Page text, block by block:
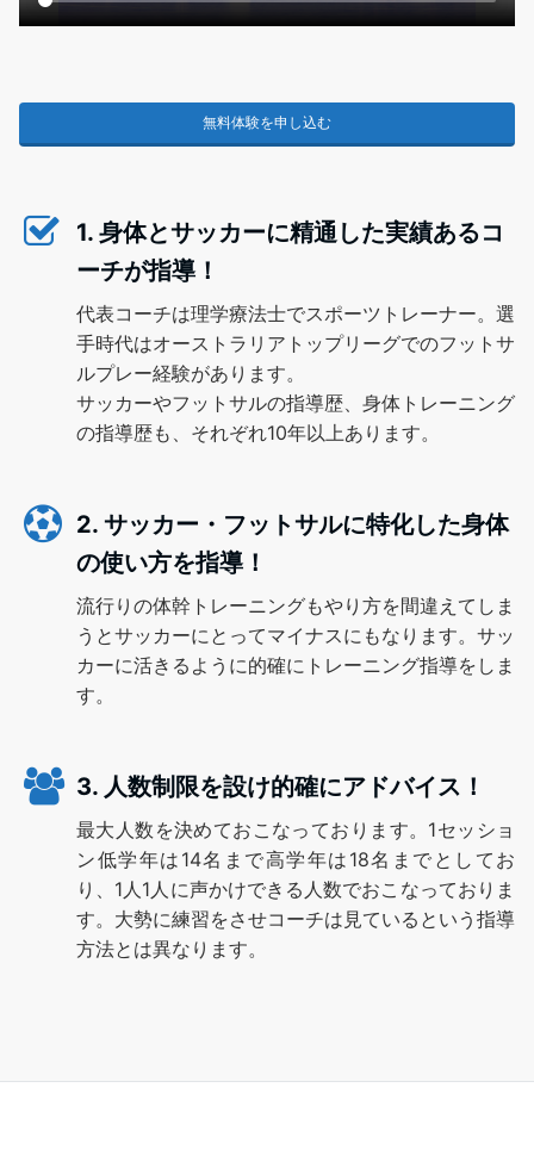
無料体験を申し込む
1. 身体とサッカーに精通した実績あるコ
ーチが指導！
代表コーチは理学療法士でスポーツトレーナー。選
手時代はオーストラリアトップリーグでのフットサ
ルプレー経験があります。
サッカーやフットサルの指導歴、身体トレーニング
の指導歴も、それぞれ10年以上あります。
2. サッカー・フットサルに特化した身体
の使い方を指導！
流行りの体幹トレーニングもやり方を間違えてしま
うとサッカーにとってマイナスにもなります。サッ
カーに活きるように的確にトレーニング指導をしま
す。
3. 人数制限を設け的確にアドバイス！
最大人数を決めておこなっております。1セッショ
ン低学年は14名まで高学年は18名までとしてお
り、1人1人に声かけできる人数でおこなっておりま
す。大勢に練習をさせコーチは見ているという指導
方法とは異なります。